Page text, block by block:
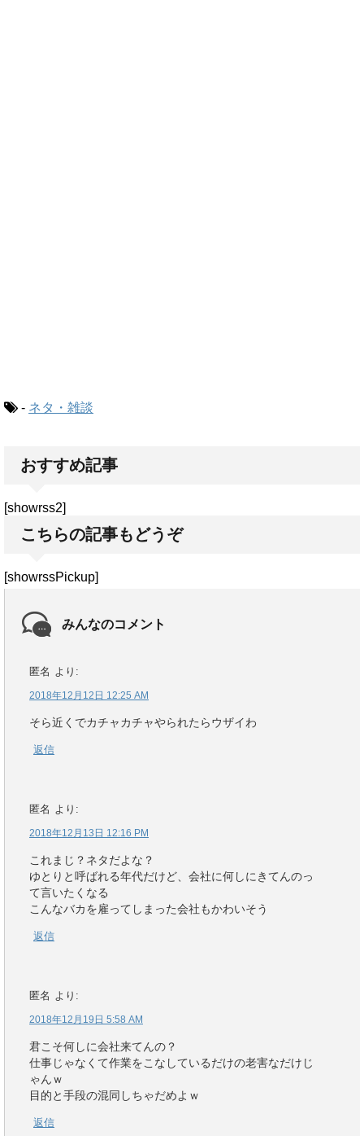
- ネタ・雑談
おすすめ記事
[showrss2]
こちらの記事もどうぞ
[showrssPickup]
みんなのコメント
匿名 より:
2018年12月12日 12:25 AM
そら近くでカチャカチャやられたらウザイわ
返信
匿名 より:
2018年12月13日 12:16 PM
これまじ？ネタだよな？
ゆとりと呼ばれる年代だけど、会社に何しにきてんのっ
て言いたくなる
こんなバカを雇ってしまった会社もかわいそう
返信
匿名 より:
2018年12月19日 5:58 AM
君こそ何しに会社来てんの？
仕事じゃなくて作業をこなしているだけの老害なだけじ
ゃんｗ
目的と手段の混同しちゃだめよｗ
返信